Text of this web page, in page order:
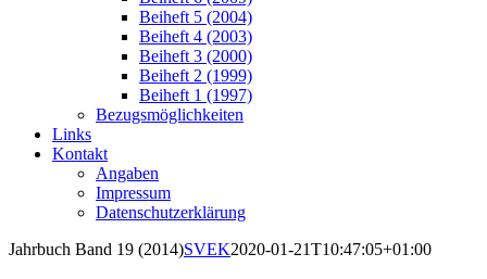
Beiheft 5 (2004)
Beiheft 4 (2003)
Beiheft 3 (2000)
Beiheft 2 (1999)
Beiheft 1 (1997)
Bezugsmöglichkeiten
Links
Kontakt
Angaben
Impressum
Datenschutzerklärung
Jahrbuch Band 19 (2014)SVEK2020-01-21T10:47:05+01:00